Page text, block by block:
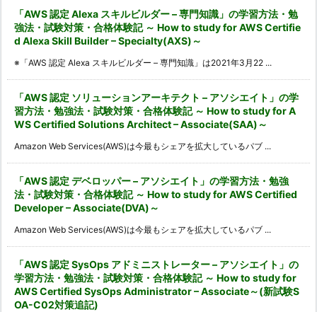
「AWS 認定 Alexa スキルビルダー – 専門知識」の学習方法・勉
強法・試験対策・合格体験記 ～ How to study for AWS Certifie
d Alexa Skill Builder – Specialty(AXS)～
※「AWS 認定 Alexa スキルビルダー – 専門知識」は2021年3月22 ...
「AWS 認定 ソリューションアーキテクト – アソシエイト」の学
習方法・勉強法・試験対策・合格体験記 ～ How to study for A
WS Certified Solutions Architect – Associate(SAA)～
Amazon Web Services(AWS)は今最もシェアを拡大しているパブ ...
「AWS 認定 デベロッパー – アソシエイト」の学習方法・勉強
法・試験対策・合格体験記 ～ How to study for AWS Certified
Developer – Associate(DVA)～
Amazon Web Services(AWS)は今最もシェアを拡大しているパブ ...
「AWS 認定 SysOps アドミニストレーター – アソシエイト」の
学習方法・勉強法・試験対策・合格体験記 ～ How to study for
AWS Certified SysOps Administrator – Associate～(新試験S
OA-C02対策追記)